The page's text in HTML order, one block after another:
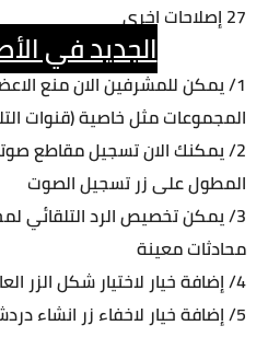
27 إصلاحات اخرى
الجديد في
1/ يمكن للمشرفين الان منع
المجموعات مثل خاصية (قنوات
2/ يمكنك الان تسجيل مقاطع
المطول على زر تسجيل الصوت
3/ يمكن تخصيص الرد التلقائي
محادثات معينة
4/ إضافة خيار لاختيار شكل الزر العائم كالواتس الرسمي
5/ إضافة خيار لاخفاء زر انشاء دردشة جديدة من المحادثات